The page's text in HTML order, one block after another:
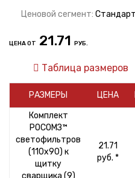
Ценовой сегмент: Стандарт
ЦЕНА ОТ 21.71 РУБ.
Таблица размеров
РАЗМЕРЫ ЦЕНА
Комплект
РОСОМЗ™
светофильтров
(110х90) к
щитку
сварщика (9)
21.71
руб. *